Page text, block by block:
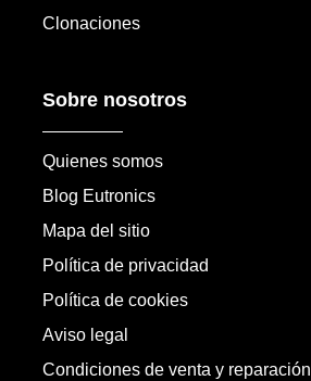
Clonaciones
Sobre nosotros
Quienes somos
Blog Eutronics
Mapa del sitio
Política de privacidad
Política de cookies
Aviso legal
Condiciones de venta y reparación